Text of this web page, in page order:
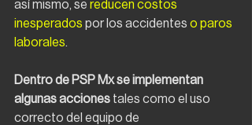
así mismo, se reducen costos
inesperados por los accidentes o paros
laborales.
Dentro de PSP Mx se implementan
algunas acciones tales como el uso
correcto del equipo de